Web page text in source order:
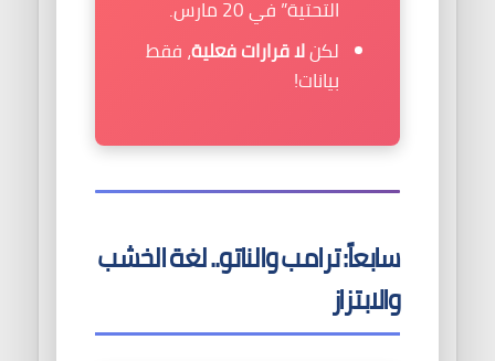
التحتية” في 20 مارس.
لكنلا قرارات فعلية، فقط
بيانات!
سابعاً: ترامب والناتو.. لغة الخشب
والابتزاز